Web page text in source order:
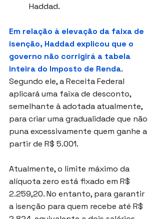
Haddad.
Em relação à elevação da faixa de
isenção, Haddad explicou que o
governo não corrigirá a tabela
inteira do Imposto de Renda.
Segundo ele, a Receita Federal
aplicará uma faixa de desconto,
semelhante à adotada atualmente,
para criar uma gradualidade que não
puna excessivamente quem ganhe a
partir de R$ 5.001.
Atualmente, o limite máximo da
alíquota zero está fixado em R$
2.259,20. No entanto, para garantir
a isenção para quem recebe até R$